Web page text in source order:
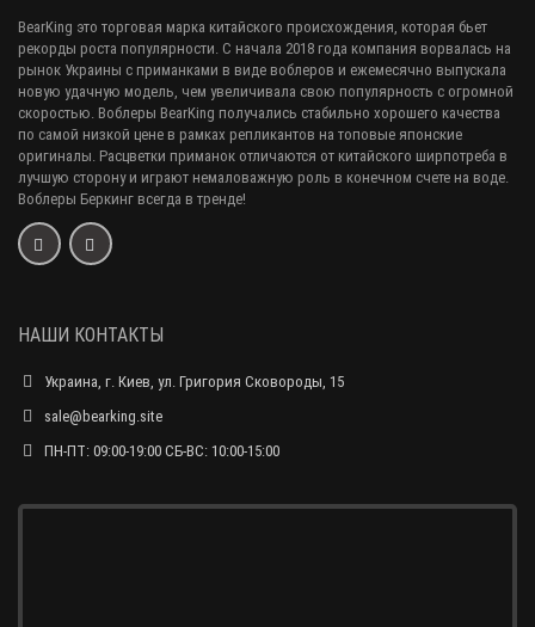
BearKing это торговая марка китайского происхождения, которая бьет
рекорды роста популярности. С начала 2018 года компания ворвалась на
рынок Украины с приманками в виде воблеров и ежемесячно выпускала
новую удачную модель, чем увеличивала свою популярность с огромной
скоростью. Воблеры BearKing получались стабильно хорошего качества
по самой низкой цене в рамках репликантов на топовые японские
оригиналы. Расцветки приманок отличаются от китайского ширпотреба в
лучшую сторону и играют немаловажную роль в конечном счете на воде.
Воблеры Беркинг всегда в тренде!
НАШИ КОНТАКТЫ
Украина, г. Киев, ул. Григория Сковороды, 15
sale@bearking.site
ПН-ПТ: 09:00-19:00 СБ-ВС: 10:00-15:00